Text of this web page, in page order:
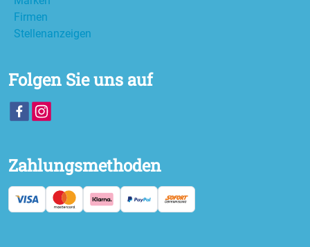
Firmen
Stellenanzeigen
Folgen Sie uns auf
Zahlungsmethoden